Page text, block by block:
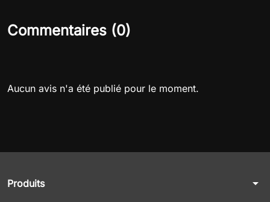
Commentaires (0)
Aucun avis n'a été publié pour le moment.
Produits arrow_drop_down